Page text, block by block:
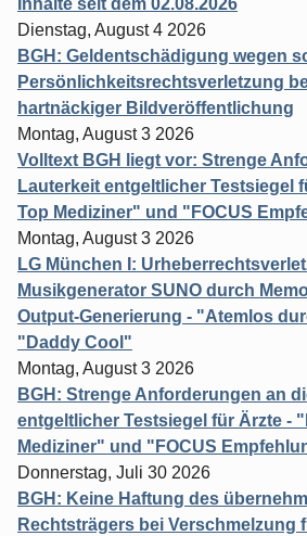
Dienstag, August 4 2026
BGH: Geldentschädigung wegen
Persönlichkeitsrechtsverletzung
hartnäckiger Bildveröffentlichung
Montag, August 3 2026
Volltext BGH liegt vor: Strenge
Lauterkeit entgeltlicher Testsiegel
Top Mediziner" und "FOCUS
Montag, August 3 2026
LG München I:
Musikgenerator SUNO durch
Output-Generierung - "Atemlos
"Daddy Cool"
Montag, August 3 2026
BGH: Strenge Anforderungen an
entgeltlicher Testsiegel für Ärzte -
Mediziner" und "FOCUS
Donnerstag, Juli 30 2026
BGH: Keine Haftung des
Rechtsträgers bei Verschmelzung